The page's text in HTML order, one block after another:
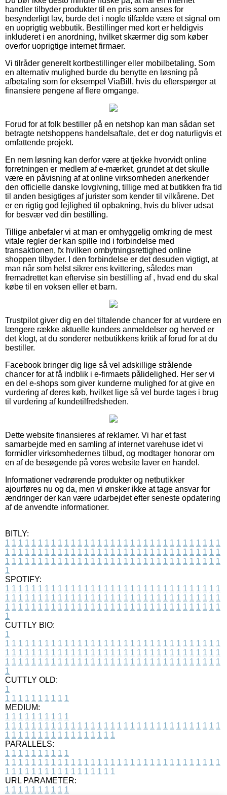
handler tilbyder produkter til en pris som anses for
besynderligt lav, burde det i nogle tilfælde være et signal om
en uoprigtig webbutik. Bestillinger med kort er heldigvis
inkluderet i en anordning, hvilket skærmer dig som køber
overfor uoprigtige internet firmaer.
Vi tilråder generelt kortbestillinger eller mobilbetaling. Som
en alternativ mulighed burde du benytte en løsning på
afbetaling som for eksempel ViaBill, hvis du efterspørger at
finansiere pengene af flere omgange.
Forud for at folk bestiller på en netshop kan man sådan set
betragte netshoppens handelsaftale, det er dog naturligvis et
omfattende projekt.
En nem løsning kan derfor være at tjekke hvorvidt online
forretningen er medlem af e-mærket, grundet at det skulle
være en påvisning af at online virksomheden anerkender
den officielle danske lovgivning, tillige med at butikken fra tid
til anden besigtiges af jurister som kender til vilkårene. Det
er en rigtig god lejlighed til opbakning, hvis du bliver udsat
for besvær ved din bestilling.
Tillige anbefaler vi at man er omhyggelig omkring de mest
vitale regler der kan spille ind i forbindelse med
transaktionen, fx hvilken ombytningsrettighed online
shoppen tilbyder. I den forbindelse er det desuden vigtigt, at
man når som helst sikrer ens kvittering, således man
fremadrettet kan eftervise sin bestilling af , hvad end du skal
købe til en voksen eller et barn.
Trustpilot giver dig en del tiltalende chancer for at vurdere en
længere række aktuelle kunders anmeldelser og herved er
det klogt, at du sonderer netbutikkens kritik af forud for at du
bestiller.
Facebook bringer dig lige så vel adskillige strålende
chancer for at få indblik i e-firmaets pålidelighed. Her ser vi
en del e-shops som giver kunderne mulighed for at give en
vurdering af deres køb, hvilket lige så vel burde tages i brug
til vurdering af kundetilfredsheden.
Dette website finansieres af reklamer. Vi har et fast
samarbejde med en samling af internet varehuse idet vi
formidler virksomhedernes tilbud, og modtager honorar om
en af de besøgende på vores website laver en handel.
Informationer vedrørende produkter og netbutikker
ajourføres nu og da, men vi ønsker ikke at tage ansvar for
ændringer der kan være udarbejdet efter seneste opdatering
af de anvendte informationer.
BITLY:
1 1 1 1 1 1 1 1 1 1 1 1 1 1 1 1 1 1 1 1 1 1 1 1 1 1 1 1 1 1 1 1 1
1 1 1 1 1 1 1 1 1 1 1 1 1 1 1 1 1 1 1 1 1 1 1 1 1 1 1 1 1 1 1 1 1
1 1 1 1 1 1 1 1 1 1 1 1 1 1 1 1 1 1 1 1 1 1 1 1 1 1 1 1 1 1 1 1 1
1
SPOTIFY:
1 1 1 1 1 1 1 1 1 1 1 1 1 1 1 1 1 1 1 1 1 1 1 1 1 1 1 1 1 1 1 1 1
1 1 1 1 1 1 1 1 1 1 1 1 1 1 1 1 1 1 1 1 1 1 1 1 1 1 1 1 1 1 1 1 1
1 1 1 1 1 1 1 1 1 1 1 1 1 1 1 1 1 1 1 1 1 1 1 1 1 1 1 1 1 1 1 1 1
1
CUTTLY BIO:
1
1 1 1 1 1 1 1 1 1 1 1 1 1 1 1 1 1 1 1 1 1 1 1 1 1 1 1 1 1 1 1 1 1
1 1 1 1 1 1 1 1 1 1 1 1 1 1 1 1 1 1 1 1 1 1 1 1 1 1 1 1 1 1 1 1 1
1 1 1 1 1 1 1 1 1 1 1 1 1 1 1 1 1 1 1 1 1 1 1 1 1 1 1 1 1 1 1 1 1
1
CUTTLY OLD:
1
1 1 1 1 1 1 1 1 1 1
MEDIUM:
1 1 1 1 1 1 1 1 1 1
1 1 1 1 1 1 1 1 1 1 1 1 1 1 1 1 1 1 1 1 1 1 1 1 1 1 1 1 1 1 1 1 1
1 1 1 1 1 1 1 1 1 1 1 1 1 1 1 1 1
PARALLELS:
1 1 1 1 1 1 1 1 1 1
1 1 1 1 1 1 1 1 1 1 1 1 1 1 1 1 1 1 1 1 1 1 1 1 1 1 1 1 1 1 1 1 1
1 1 1 1 1 1 1 1 1 1 1 1 1 1 1 1 1
URL PARAMETER:
1 1 1 1 1 1 1 1 1 1